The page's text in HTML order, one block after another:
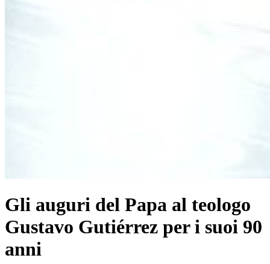
Gli auguri del Papa al teologo
Gustavo Gutiérrez per i suoi 90
anni